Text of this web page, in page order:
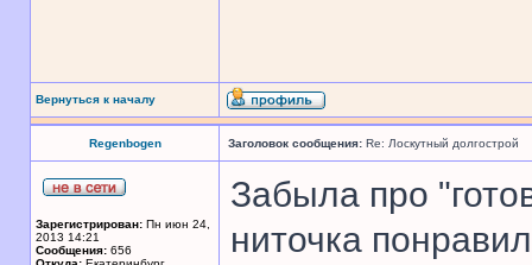
Вернуться к началу
Regenbogen Заголовок сообщения: Re: Лоскутный долгострой
Зарегистрирован: Пн июн 24,
2013 14:21
Сообщения: 656
Забыла про
ниточка